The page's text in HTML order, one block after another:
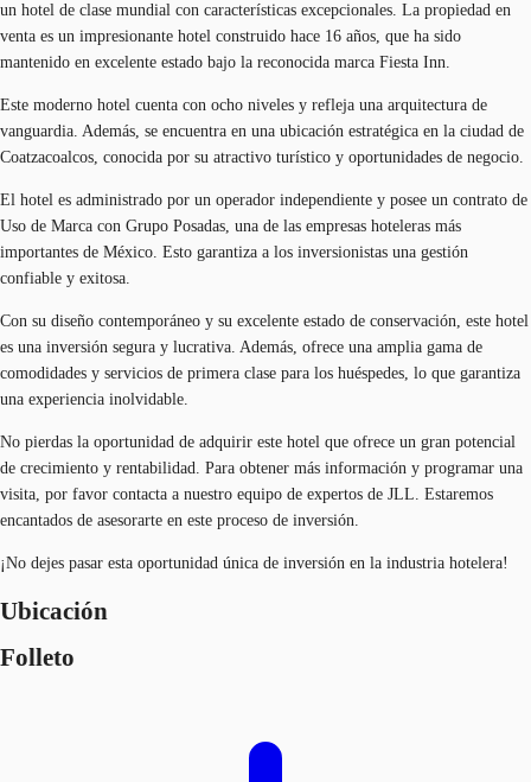
un hotel de clase mundial con características excepcionales. La propiedad en
venta es un impresionante hotel construido hace 16 años, que ha sido
mantenido en excelente estado bajo la reconocida marca Fiesta Inn.
Este moderno hotel cuenta con ocho niveles y refleja una arquitectura de
vanguardia. Además, se encuentra en una ubicación estratégica en la ciudad de
Coatzacoalcos, conocida por su atractivo turístico y oportunidades de negocio.
El hotel es administrado por un operador independiente y posee un contrato de
Uso de Marca con Grupo Posadas, una de las empresas hoteleras más
importantes de México. Esto garantiza a los inversionistas una gestión
confiable y exitosa.
Con su diseño contemporáneo y su excelente estado de conservación, este hotel
es una inversión segura y lucrativa. Además, ofrece una amplia gama de
comodidades y servicios de primera clase para los huéspedes, lo que garantiza
una experiencia inolvidable.
No pierdas la oportunidad de adquirir este hotel que ofrece un gran potencial
de crecimiento y rentabilidad. Para obtener más información y programar una
visita, por favor contacta a nuestro equipo de expertos de JLL. Estaremos
encantados de asesorarte en este proceso de inversión.
¡No dejes pasar esta oportunidad única de inversión en la industria hotelera!
Ubicación
Folleto